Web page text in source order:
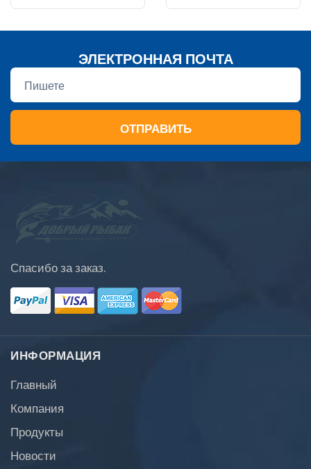
ЭЛЕКТРОННАЯ ПОЧТА
ОТПРАВИТЬ
Спасибо за заказ.
ИНФОРМАЦИЯ
Главный
Компания
Продукты
Новости